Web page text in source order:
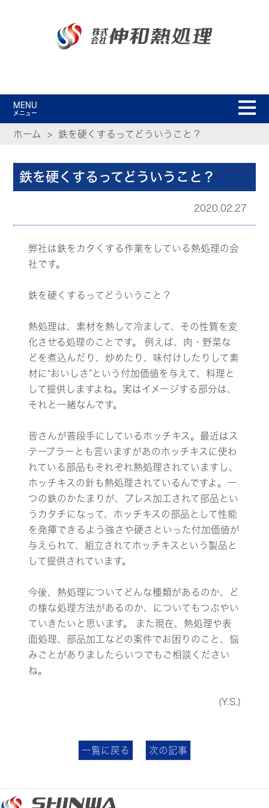
MENU
メニュー
ホーム 鉄を硬くするってどういうこと？
鉄を硬くするってどういうこと？
2020.02.27
弊社は鉄をカタくする作業をしている熱処理の会
社です。
鉄を硬くするってどういうこと？
熱処理は、素材を熱して冷まして、その性質を変
化させる処理のことです。 例えば、肉・野菜な
どを煮込んだり、炒めたり、味付けしたりして素
材に“おいしさ”という付加価値を与えて、料理と
して提供しますよね。実はイメージする部分は、
それと一緒なんです。
皆さんが普段手にしているホッチキス。最近はス
テープラーとも言いますがあのホッチキスに使わ
れている部品もそれぞれ熱処理されていますし、
ホッチキスの針も熱処理されているんですよ。一
つの鉄のかたまりが、プレス加工されて部品とい
うカタチになって、ホッチキスの部品として性能
を発揮できるよう強さや硬さといった付加価値が
与えられて、組立されてホッチキスという製品と
して提供されています。
今後、熱処理についてどんな種類があるのか、ど
の様な処理方法があるのか、についてもつぶやい
ていきたいと思います。 また現在、熱処理や表
面処理、部品加工などの案件でお困りのこと、悩
みごとがありましたらいつでもご相談ください
ね。
(Y.S.)
一覧に戻る 次の記事